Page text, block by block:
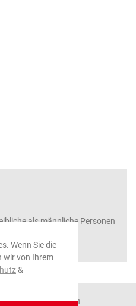
Wenn Sie die
wir von Ihrem
&
als männliche Personen
Rechte vorbehalten